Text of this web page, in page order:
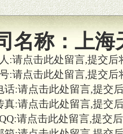
经营；建立区
体
体验及宣传彩
名称： 上海
:请点击此处留言,提交
:请点击此处留言,提交
话:请点击此处留言,提交
真:请点击此处留言,提交
请点击此处留言,提交